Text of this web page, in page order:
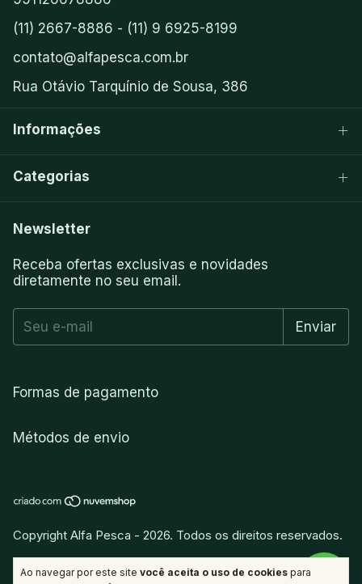
Ao navegar por este site você aceita o uso de cookies para
(11) 2667-8886 - (11) 9 6925-8199
contato@alfapesca.com.br
Rua Otávio Tarquínio de Sousa, 386
Informações
Categorias
Newsletter
Receba ofertas exclusivas e novidades
diretamente no seu email.
Formas de pagamento
Métodos de envio
Copyright Alfa Pesca - 2026. Todos os direitos reservados.
Desenvolvido porvitamina.